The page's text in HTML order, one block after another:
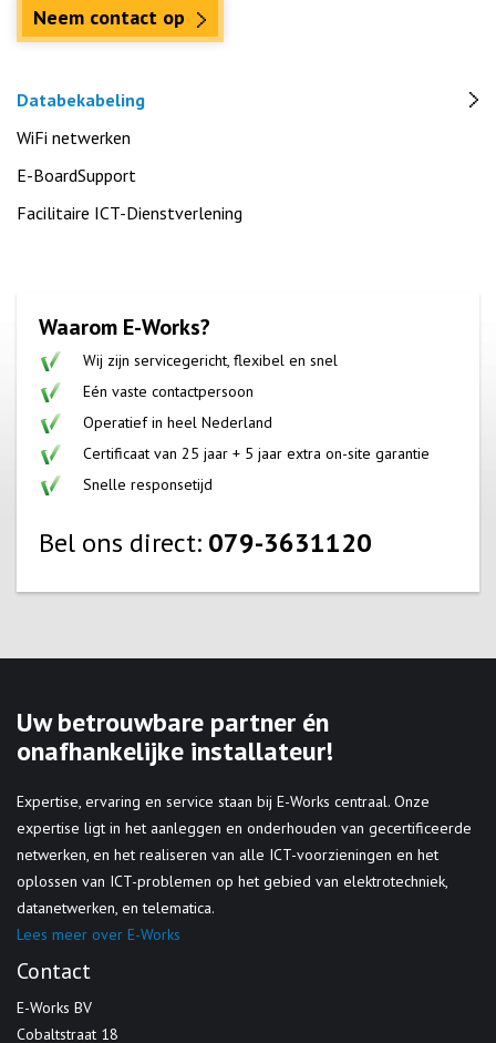
Neem contact op
Databekabeling
WiFi netwerken
E-BoardSupport
Facilitaire ICT-Dienstverlening
Waarom E-Works?
Wij zijn servicegericht, flexibel en snel
Eén vaste contactpersoon
Operatief in heel Nederland
Certificaat van 25 jaar + 5 jaar extra on-site garantie
Snelle responsetijd
Bel ons direct: 079-3631120
Uw betrouwbare partner én
onafhankelijke installateur!
Expertise, ervaring en service staan bij E-Works centraal. Onze
expertise ligt in het aanleggen en onderhouden van gecertificeerde
netwerken, en het realiseren van alle ICT-voorzieningen en het
oplossen van ICT-problemen op het gebied van elektrotechniek,
datanetwerken, en telematica.
Lees meer over E-Works
Contact
E-Works BV
Cobaltstraat 18